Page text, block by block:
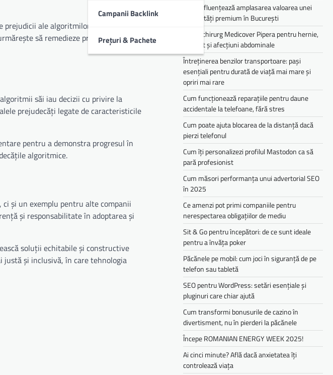
Campanii Backlink
Prețuri & Pachete
ale algoritmilor AI ai Uber Eats,
să remedieze presupusele
săi iau decizii cu privire la
prejudecăți legate de caracteristicile
pentru a demonstra progresul în
algoritmice.
și un exemplu pentru alte companii
și responsabilitate în adoptarea și
soluții echitabile și constructive
justă și inclusivă, în care tehnologia
Cum influențează amplasarea valoarea unei
proprietăți premium în București
Medic chirurg Medicover Pipera pentru hernie,
colecist și afecțiuni abdominale
Întreținerea benzilor transportoare: pași
esențiali pentru durată de viață mai mare și
opriri mai rare
Cum funcționează reparațiile pentru daune
accidentale la telefoane, fără stres
Cum poate ajuta blocarea de la distanță dacă
pierzi telefonul
Cum îți personalizezi profilul Mastodon ca să
pară profesionist
Cum măsori performanța unui advertorial SEO
în 2025
Ce amenzi pot primi companiile pentru
nerespectarea obligațiilor de mediu­­
Sit & Go pentru începători: de ce sunt ideale
pentru a învăța poker
Păcănele pe mobil: cum joci în siguranță de pe
telefon sau tabletă
SEO pentru WordPress: setări esențiale și
pluginuri care chiar ajută
Cum transformi bonusurile de cazino în
divertisment, nu în pierderi la păcănele
Începe ROMANIAN ENERGY WEEK 2025!
Ai cinci minute? Află dacă anxietatea îți
controlează viața